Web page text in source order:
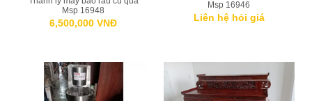
Msp 16948
6,500,000 VNĐ
Msp 16946
Liên hệ hỏi giá